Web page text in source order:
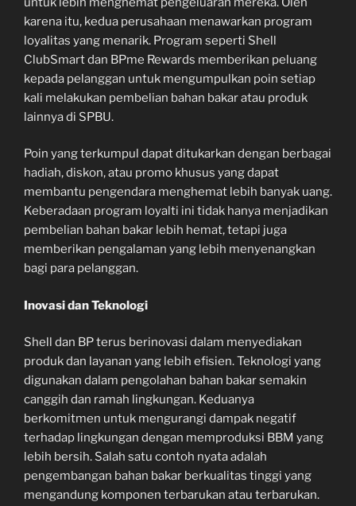
karena itu, kedua perusahaan menawarkan program
loyalitas yang menarik. Program seperti Shell
ClubSmart dan BPme Rewards memberikan peluang
kepada pelanggan untuk mengumpulkan poin setiap
kali melakukan pembelian bahan bakar atau produk
lainnya di SPBU.
Poin yang terkumpul dapat ditukarkan dengan berbagai
hadiah, diskon, atau promo khusus yang dapat
membantu pengendara menghemat lebih banyak uang.
Keberadaan program loyalti ini tidak hanya menjadikan
pembelian bahan bakar lebih hemat, tetapi juga
memberikan pengalaman yang lebih menyenangkan
bagi para pelanggan.
Inovasi dan Teknologi
Shell dan BP terus berinovasi dalam menyediakan
produk dan layanan yang lebih efisien. Teknologi yang
digunakan dalam pengolahan bahan bakar semakin
canggih dan ramah lingkungan. Keduanya
berkomitmen untuk mengurangi dampak negatif
terhadap lingkungan dengan memproduksi BBM yang
lebih bersih. Salah satu contoh nyata adalah
pengembangan bahan bakar berkualitas tinggi yang
mengandung komponen terbarukan atau terbarukan.